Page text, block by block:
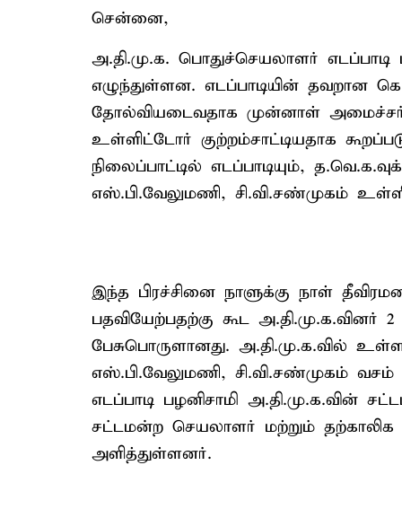
சென்னை,
அ.தி.மு.க. பொதுச்செயலாளர் எடப்பாடி
எழுந்துள்ளன. எடப்பாடியின் தவறான
தோல்வியடைவதாக முன்னாள் அமைச்சர்
உள்ளிட்டோர் குற்றம்சாட்டியதாக
நிலைப்பாட்டில் எடப்பாடியும்,
எஸ்.பி.வேலுமணி, சி.வி.சண்முகம்
இந்த பிரச்சினை நாளுக்கு நாள்
பதவியேற்பதற்கு கூட
பேசுபொருளானது. அ.தி.மு.க.வில்
எஸ்.பி.வேலுமணி, சி.வி.சண்முகம்
எடப்பாடி பழனிசாமி
சட்டமன்ற செயலாளர் மற்றும் தற்காலிக
அளித்துள்ளனர்.